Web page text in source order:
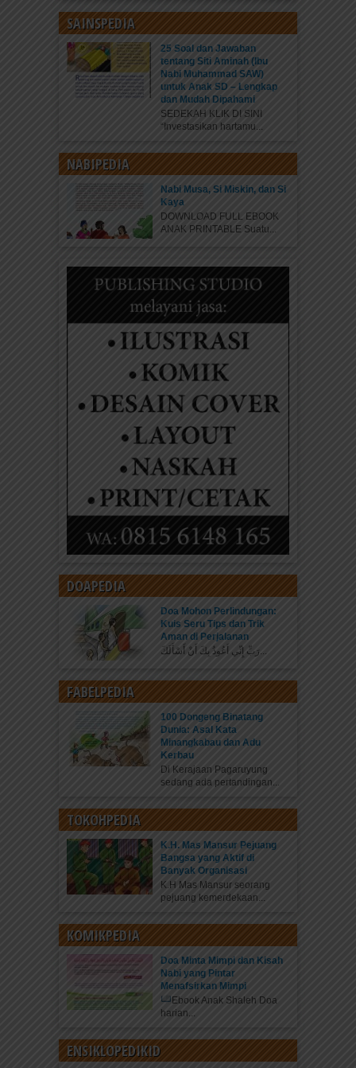
SAINSPEDIA
25 Soal dan Jawaban
tentang Siti Aminah (Ibu
Nabi Muhammad SAW)
untuk Anak SD – Lengkap
dan Mudah Dipahami
SEDEKAH KLIK DI SINI
“Investasikan hartamu...
NABIPEDIA
Nabi Musa, Si Miskin, dan Si
Kaya
DOWNLOAD FULL EBOOK
ANAK PRINTABLE Suatu...
DOAPEDIA
Doa Mohon Perlindungan:
Kuis Seru Tips dan Trik
Aman di Perjalanan
رَبِّ إِنِّي أَعُوذُ بِكَ أَنْ أَسْأَلَكَ...
FABELPEDIA
100 Dongeng Binatang
Dunia: Asal Kata
Minangkabau dan Adu
Kerbau
Di Kerajaan Pagaruyung
sedang ada pertandingan...
TOKOHPEDIA
K.H. Mas Mansur Pejuang
Bangsa yang Aktif di
Banyak Organisasi
K.H Mas Mansur seorang
pejuang kemerdekaan...
KOMIKPEDIA
Doa Minta Mimpi dan Kisah
Nabi yang Pintar
Menafsirkan Mimpi
Ebook Anak Shaleh Doa
harian...
ENSIKLOPEDIKID